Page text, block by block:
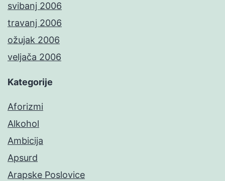
svibanj 2006
travanj 2006
ožujak 2006
veljača 2006
Kategorije
Aforizmi
Alkohol
Ambicija
Apsurd
Arapske Poslovice